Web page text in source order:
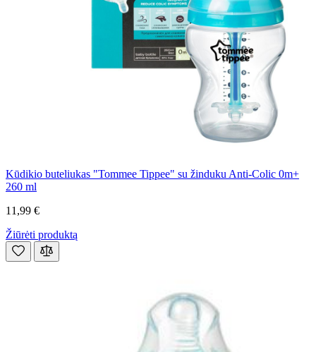
Kūdikio buteliukas "Tommee Tippee" su žinduku Anti-Colic 0m+
260 ml
11,99 €
Žiūrėti produktą